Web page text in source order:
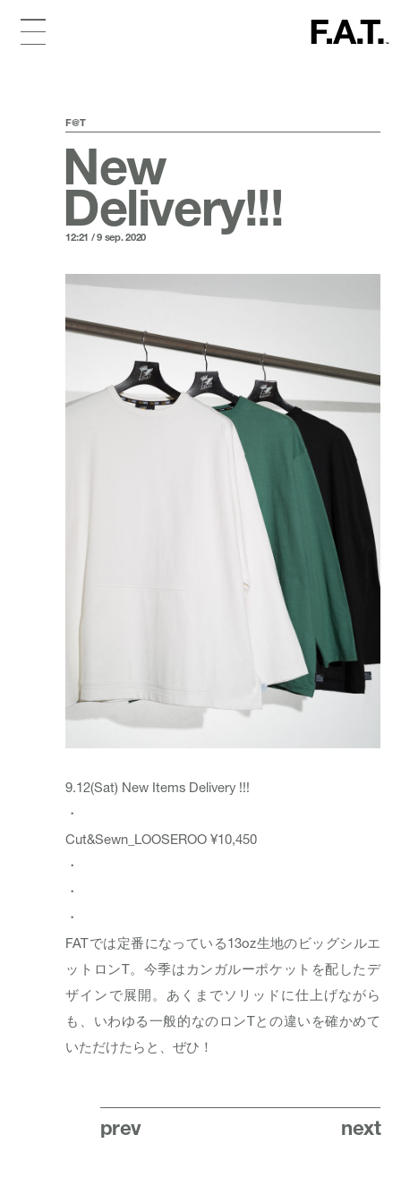
F@T
New
Delivery!!!
12:21 / 9 sep. 2020
9.12(Sat) New Items Delivery !!!
・
Cut&Sewn_ LOOSEROO ¥10,450
・
・
・
FATでは定番になっている13oz生地のビッグシルエ
ットロンT。今季はカンガルーポケットを配したデ
ザインで展開。あくまでソリッドに仕上げながら
も、いわゆる一般的なのロンTとの違いを確かめて
いただけたらと、ぜひ！
prev next